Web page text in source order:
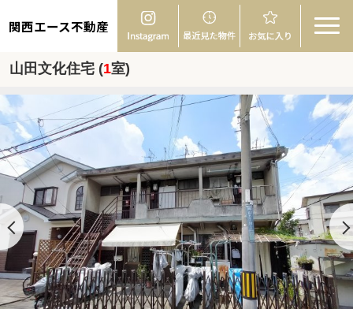
関西エース不動産
山田文化住宅 (1室)